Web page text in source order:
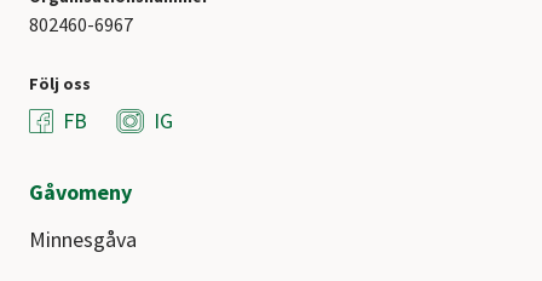
802460-6967
Följ oss
FB IG
Gåvomeny
Minnesgåva